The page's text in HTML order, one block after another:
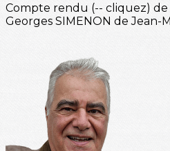
Compte rendu (-- cliquez)
Georges SIMENON de Jean-